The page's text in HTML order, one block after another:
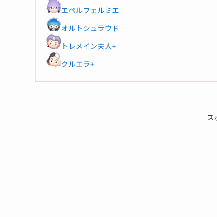
エペルフェルミエ
オルトシュラウド
トレメイン夫人+
クルエラ+
ス